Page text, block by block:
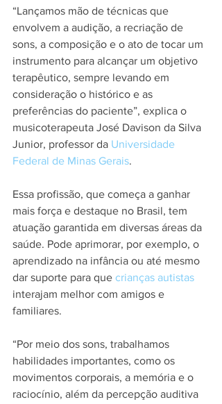
“Lançamos mão de técnicas que
envolvem a audição, a recriação de
sons, a composição e o ato de tocar um
instrumento para alcançar um objetivo
terapêutico, sempre levando em
consideração o histórico e as
preferências do paciente”, explica o
musicoterapeuta José Davison da Silva
Junior, professor da Universidade
Federal de Minas Gerais.
Essa profissão, que começa a ganhar
mais força e destaque no Brasil, tem
atuação garantida em diversas áreas da
saúde. Pode aprimorar, por exemplo, o
aprendizado na infância ou até mesmo
dar suporte para que crianças autistas
interajam melhor com amigos e
familiares.
“Por meio dos sons, trabalhamos
habilidades importantes, como os
movimentos corporais, a memória e o
raciocínio, além da percepção auditiva